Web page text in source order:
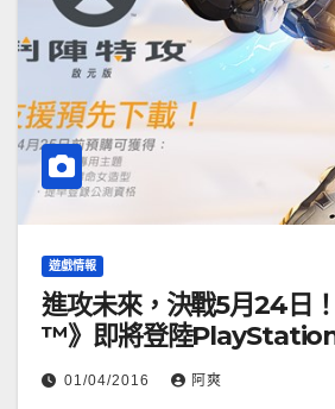
遊戲情報
進攻未來，決戰5月24日
™》即將登陸
01/04/2016 阿爽